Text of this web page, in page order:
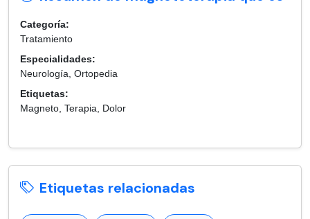
Categoría:
Tratamiento
Especialidades:
Neurología, Ortopedia
Etiquetas:
Magneto, Terapia, Dolor
Etiquetas relacionadas